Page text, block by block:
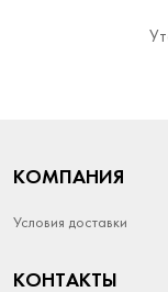
КОМПАНИЯ
Условия доставки
КОНТАКТЫ